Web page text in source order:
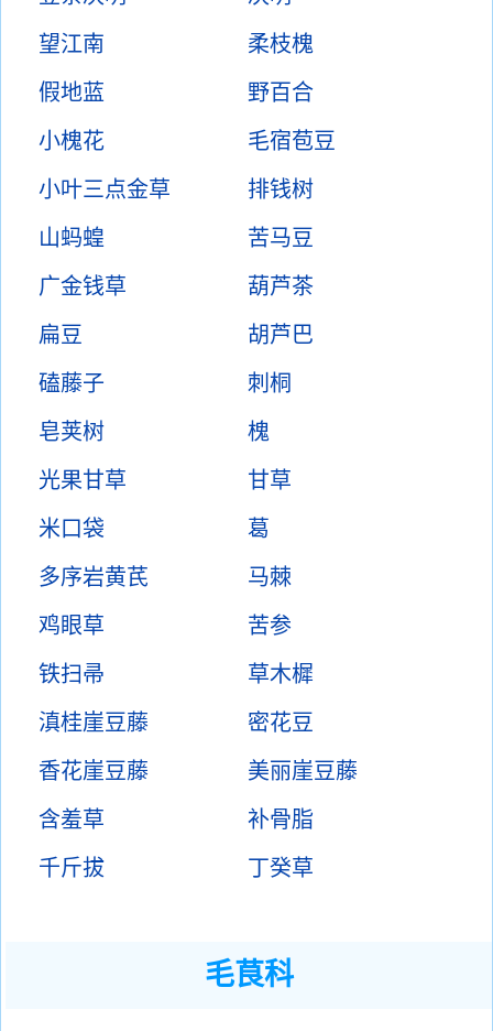
望江南
柔枝槐
假地蓝
野百合
小槐花
毛宿苞豆
小叶三点金草
排钱树
山蚂蝗
苦马豆
广金钱草
葫芦茶
扁豆
胡芦巴
磕藤子
刺桐
皂荚树
槐
光果甘草
甘草
米口袋
葛
多序岩黄芪
马棘
鸡眼草
苦参
铁扫帚
草木樨
滇桂崖豆藤
密花豆
香花崖豆藤
美丽崖豆藤
含羞草
补骨脂
千斤拔
丁癸草
毛茛科